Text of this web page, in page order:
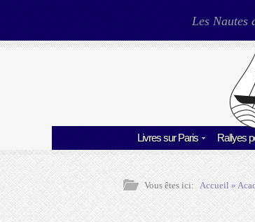
Les Nautes
Livres sur Paris Rallyes
Vous êtes ici: Accueil»